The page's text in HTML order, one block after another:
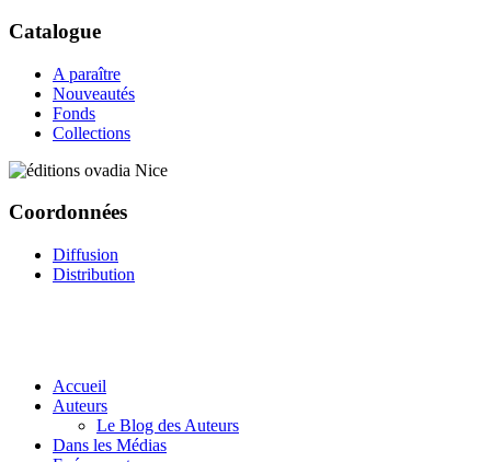
Catalogue
A paraître
Nouveautés
Fonds
Collections
Coordonnées
Diffusion
Distribution
Accueil
Auteurs
Le Blog des Auteurs
Dans les Médias